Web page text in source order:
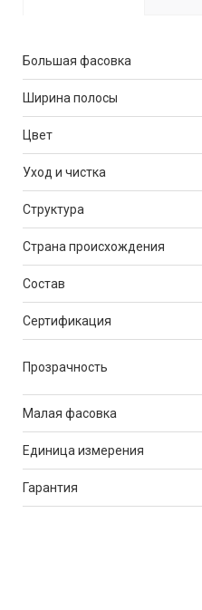
Большая фасовка
Ширина полосы
Цвет
Уход и чистка
Структура
Страна происхождения
Состав
Сертификация
Прозрачность
Малая фасовка
Единица измерения
Гарантия